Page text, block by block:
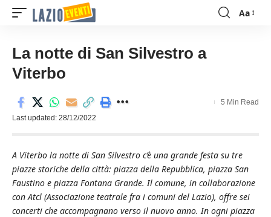
Font
Aa
La notte di San Silvestro a
Viterbo
Last updated: 28/12/2022
5 Min Read
A Viterbo la notte di San Silvestro c’è una grande festa su tre
piazze storiche della città: piazza della Repubblica, piazza San
Faustino e piazza Fontana Grande. Il comune, in collaborazione
con Atcl (Associazione teatrale fra i comuni del Lazio), offre sei
concerti che accompagnano verso il nuovo anno. In ogni piazza